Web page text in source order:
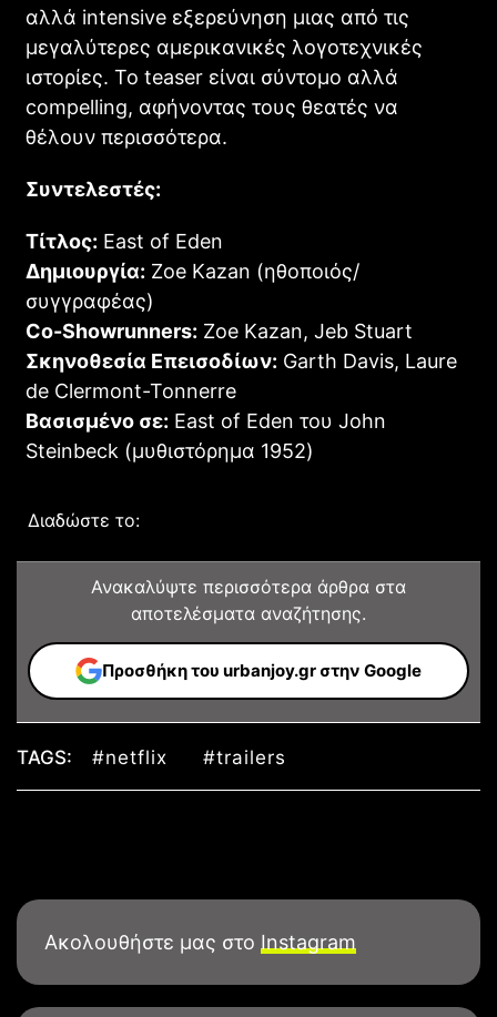
αλλά intensive εξερεύνηση μιας από τις
μεγαλύτερες αμερικανικές λογοτεχνικές
ιστορίες. Το teaser είναι σύντομο αλλά
compelling, αφήνοντας τους θεατές να
θέλουν περισσότερα.
Συντελεστές:
Τίτλος: East of Eden
Δημιουργία: Zoe Kazan (ηθοποιός/
συγγραφέας)
Co-Showrunners: Zoe Kazan, Jeb Stuart
Σκηνοθεσία Επεισοδίων: Garth Davis, Laure
de Clermont-Tonnerre
Βασισμένο σε: East of Eden του John
Steinbeck (μυθιστόρημα 1952)
Διαδώστε το:
Ανακαλύψτε περισσότερα άρθρα στα
αποτελέσματα αναζήτησης.
Προσθήκη του urbanjoy.gr στην Google
TAGS: #netflix #trailers
Ακολουθήστε μας στο Instagram